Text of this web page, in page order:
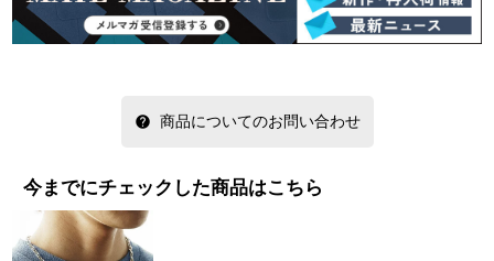
商品についてのお問い合わせ
今までにチェックした商品はこちら